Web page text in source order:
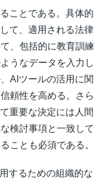
ことである。具体的
て、適用される法律
、包括的に教育訓練
うなデータを入力し
AIツールの活用に関
頼性を高める。さら
重要な決定には人間
検討事項と一致して
ことも必須である。
するための組織的な